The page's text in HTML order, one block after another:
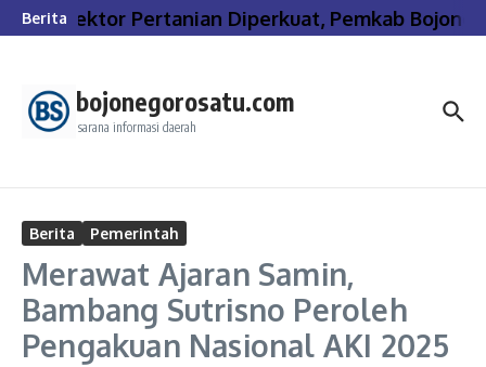
Lewati ke konten
BeritaSektor Pertanian Diperkuat, Pemkab
bojonegorosatu.com
sarana informasi daerah
Berita Pemerintah
Merawat Ajaran Samin,
Bambang Sutrisno Peroleh
Pengakuan Nasional AKI 2025